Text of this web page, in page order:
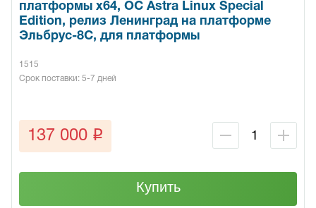
платформы x64, ОС Astra Linux Special
Edition, релиз Ленинград на платформе
Эльбрус-8С, для платформы
1515
Срок поставки: 5-7 дней
137 000 q
Купить